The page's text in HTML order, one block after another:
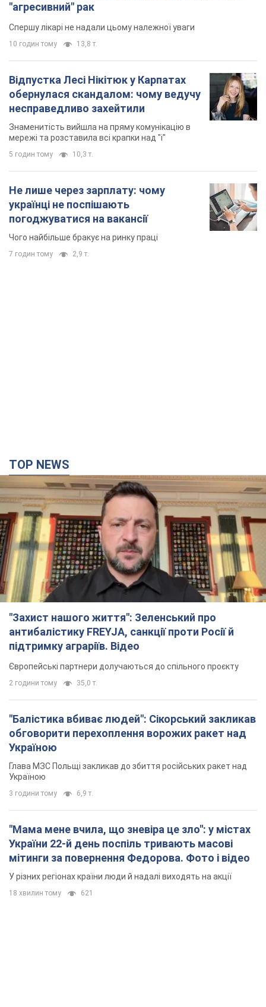
"агресивний" рак
Спершу лікарі не надали цьому належної уваги
10 годин тому 13,8 т.
Відпустка Лесі Нікітюк у Карпатах
обернулася скандалом: чому ведучу
несправедливо захейтили
Знаменитість вийшла на пряму комунікацію в
мережі та розставила всі крапки над "і"
5 годин тому 10,3 т.
Не лише через зарплату: чому
українці не поспішають
погоджуватися на вакансії
Чого найбільше бракує на ринку праці
7 годин тому 2,9 т.
TOP NEWS
"Захист нашого життя": Зеленський про
антибалістику FREYJA, санкції проти Росії й
підтримку аграріїв. Відео
Європейські партнери долучаються до спільного проєкту
2 години тому 35,0 т.
"Балістика вбиває людей": Сікорський закликав
обговорити перехоплення ворожих ракет над
Україною
Глава МЗС Польщі закликав до збиття російських ракет над
Україною
3 години тому 6,9 т.
"Мама мене вчила, що зневіра це зло": у містах
України 22-й день поспіль тривають масові
мітинги за повернення Федорова. Фото і відео
У різних регіонах країни люди й надалі виходять на акції
18 хвилин тому 621